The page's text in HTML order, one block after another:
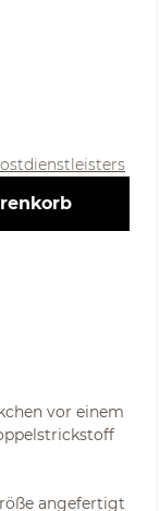
vor einem
angefertigt